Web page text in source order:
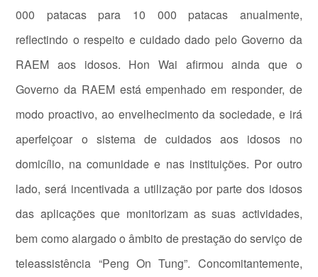
000 patacas para 10 000 patacas anualmente,
reflectindo o respeito e cuidado dado pelo Governo da
RAEM aos idosos. Hon Wai afirmou ainda que o
Governo da RAEM está empenhado em responder, de
modo proactivo, ao envelhecimento da sociedade, e irá
aperfeiçoar o sistema de cuidados aos idosos no
domicílio, na comunidade e nas instituições. Por outro
lado, será incentivada a utilização por parte dos idosos
das aplicações que monitorizam as suas actividades,
bem como alargado o âmbito de prestação do serviço de
teleassistência “Peng On Tung”. Concomitantemente,